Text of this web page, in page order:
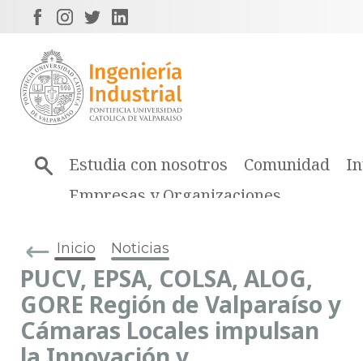
Estudia con nosotros Comunidad
Empresas y Organizaciones
Inicio Noticias
PUCV, EPSA, COLSA, ALOG,
GORE Región de Valparaíso y
Cámaras Locales impulsan